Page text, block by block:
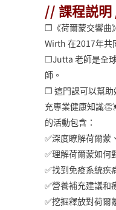
// 課程説
❒《荷爾蒙交響曲
Wirth 在2017年共
❒Jutta 老師是全
師。
❒ 這門課可以幫助
充專業健康知識
的活動包含：
✅深度瞭解荷爾蒙
✅理解荷爾蒙如何
✅找到免疫系統疾
✅營養補充建議和
✅挖掘釋放對荷爾